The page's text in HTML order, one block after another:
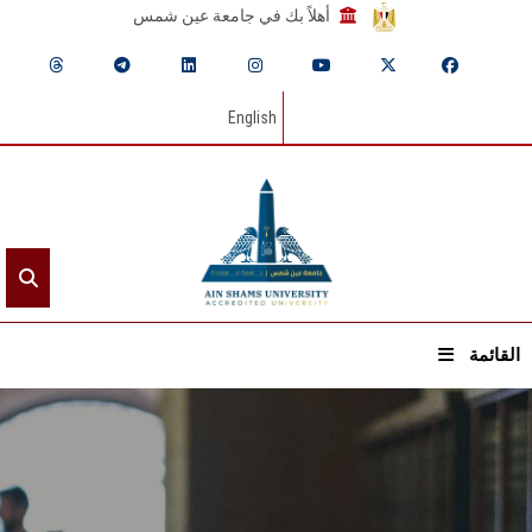
أهلاً بك في جامعة عين شمس
English
القائمة
الرئيسيـة
عن الجامعة